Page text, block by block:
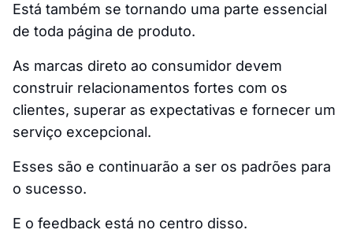
Está também se tornando uma parte essencial
de toda página de produto.
As marcas direto ao consumidor devem
construir relacionamentos fortes com os
clientes, superar as expectativas e fornecer um
serviço excepcional.
Esses são e continuarão a ser os padrões para
o sucesso.
E o feedback está no centro disso.